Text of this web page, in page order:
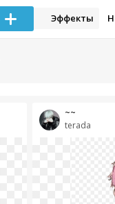
Эффекты
terada
~~